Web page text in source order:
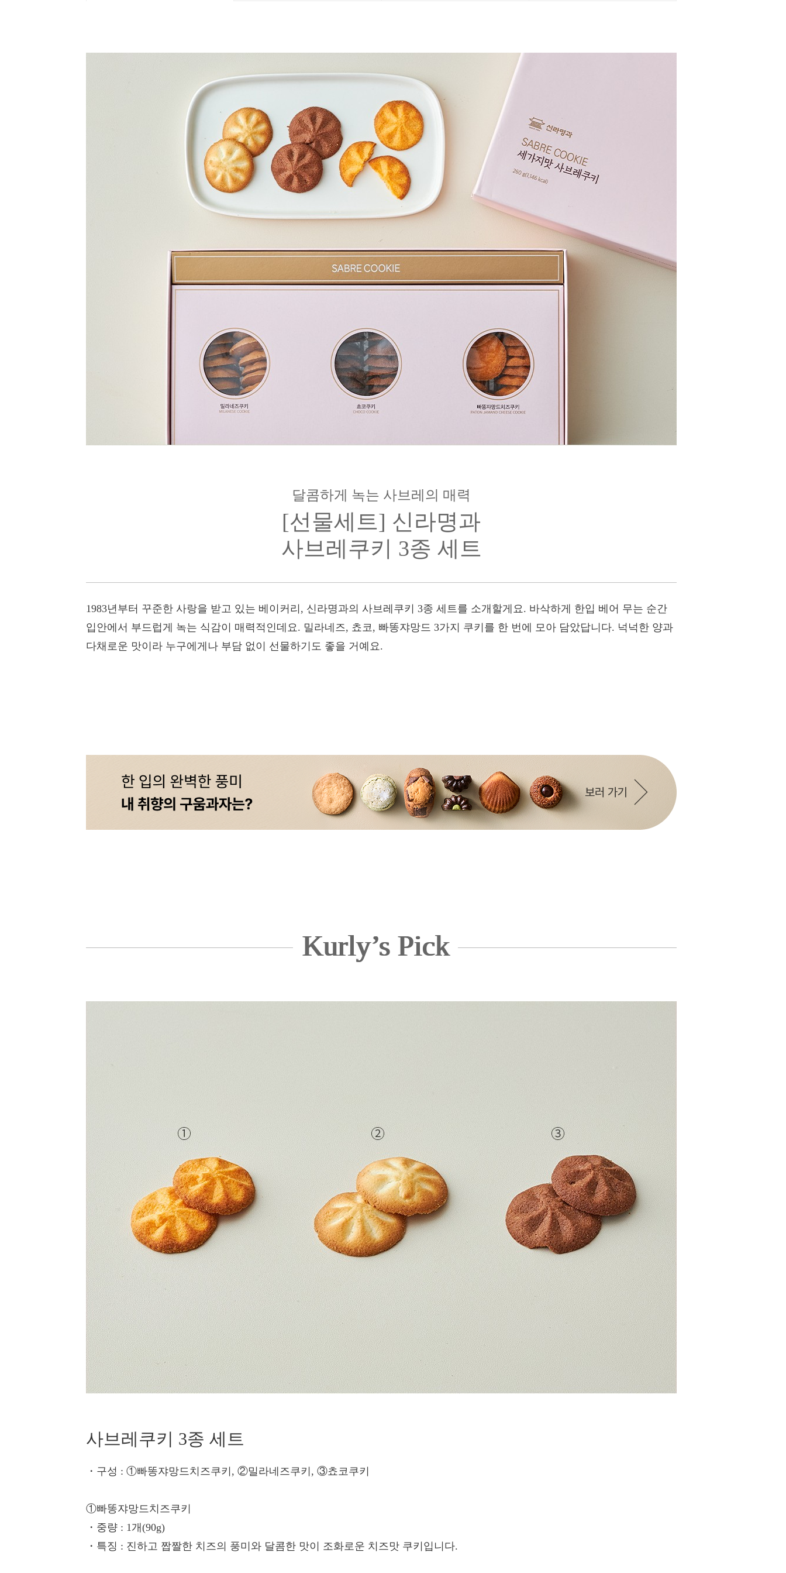
달콤하게 녹는 사브레의 매력
[선물세트] 신라명과
사브레쿠키 3종 세트
1983년부터 꾸준한 사랑을 받고 있는 베이커리, 신라명과의 사브레쿠키 3종 세트를 소개할게요. 바삭하게 한입 베어 무는 순간
입안에서 부드럽게 녹는 식감이 매력적인데요. 밀라네즈, 쵸코, 빠똥쟈망드 3가지 쿠키를 한 번에 모아 담았답니다. 넉넉한 양과
다채로운 맛이라 누구에게나 부담 없이 선물하기도 좋을 거예요.
Kurly’s Pick
사브레쿠키 3종 세트
・구성 : ①빠똥쟈망드치즈쿠키, ②밀라네즈쿠키, ③쵸코쿠키
①빠똥쟈망드치즈쿠키
・중량 : 1개(90g)
・특징 : 진하고 짭짤한 치즈의 풍미와 달콤한 맛이 조화로운 치즈맛 쿠키입니다.